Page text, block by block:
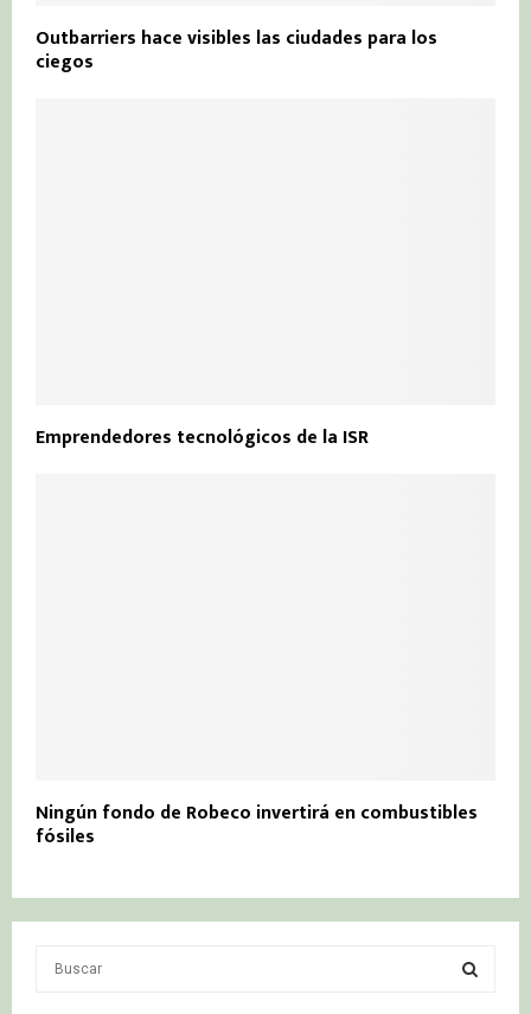
Outbarriers hace visibles las ciudades para los
ciegos
Emprendedores tecnológicos de la ISR
Ningún fondo de Robeco invertirá en combustibles
fósiles